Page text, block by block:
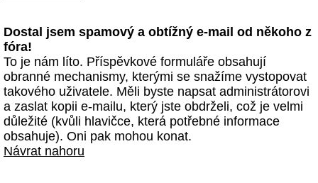
Dostal jsem spamový a obtížný e-mail od někoho z
fóra!
To je nám líto. Příspěvkové formuláře obsahují
obranné mechanismy, kterými se snažíme vystopovat
takového uživatele. Měli byste napsat administrátorovi
a zaslat kopii e-mailu, který jste obdrželi, což je velmi
důležité (kvůli hlavičce, která potřebné informace
obsahuje). Oni pak mohou konat.
Návrat nahoru